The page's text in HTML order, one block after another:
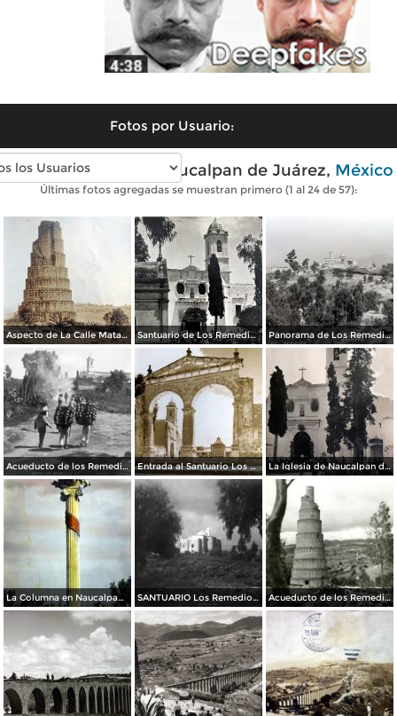
Fotos por Usuario:
Fotos antiguas de Naucalpan de Juárez, México
Últimas fotos agregadas se muestran primero (1 al 24 de 57):
Aspecto de La Calle Matamoros ( Circulada el 21 de Julio de 1931 ). Santuario de Los Remedios Naucalpan de Juárez, Edo de México. Panorama de Los Remedios.
Acueducto de los Remedios Entrada al Santuario Los Remedios Naucalpan de Juárez Edo de México. La Iglesia de Naucalpan de Juárez, Edo de México Por el Fotógrafo Hugo Brehme.
La Columna en Naucalpan de Juárez, Edo de México. SANTUARIO Los Remedios Naucalpan de Juárez Edo de México. Acueducto de los Remedios